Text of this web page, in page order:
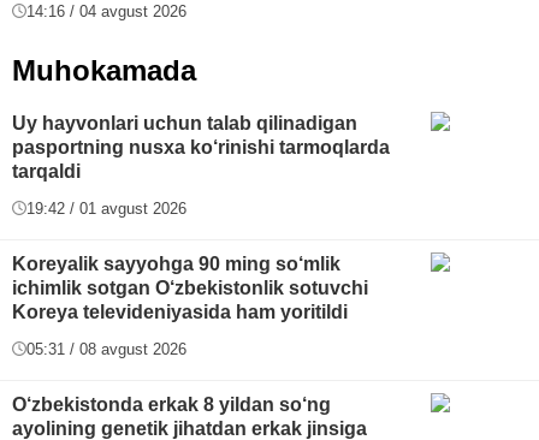
14:16 / 04 avgust 2026
Muhokamada
Uy hayvonlari uchun talab qilinadigan
pasportning nusxa ko‘rinishi tarmoqlarda
tarqaldi
19:42 / 01 avgust 2026
Koreyalik sayyohga 90 ming so‘mlik
ichimlik sotgan O‘zbekistonlik sotuvchi
Koreya televideniyasida ham yoritildi
05:31 / 08 avgust 2026
O‘zbekistonda erkak 8 yildan so‘ng
ayolining genetik jihatdan erkak jinsiga